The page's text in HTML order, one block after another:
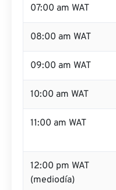
07:00 am WAT
08:00 am WAT
09:00 am WAT
10:00 am WAT
11:00 am WAT
12:00 pm WAT
(mediodía)